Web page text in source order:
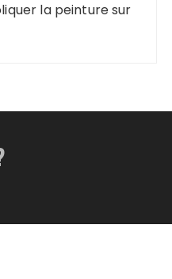
la peinture sur